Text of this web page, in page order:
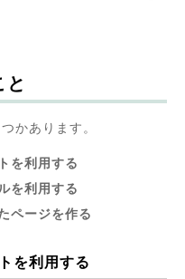
と
かあります。
を利用する
を利用する
ページを作る
を利用する